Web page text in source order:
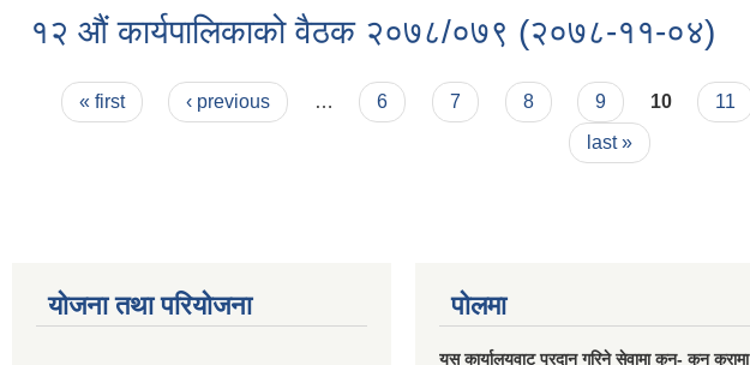
१२ औं कार्यपालिकाको वैठक २०७८/०७९ (२०७८-११-०४)
Pages
« first ‹ previous … 6 7 8 9 10 11
last »
योजना तथा परियोजना पोलमा
यस कार्यालयवाट प्रदान गरिने सेवामा कुन- कुन कुरामा